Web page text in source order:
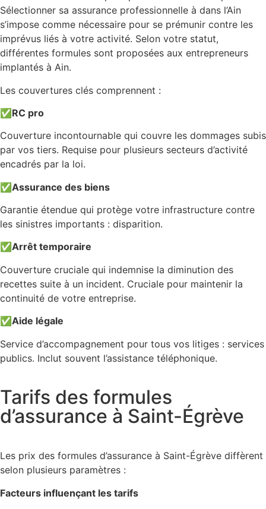
Sélectionner sa assurance professionnelle à dans l’Ain
s’impose comme nécessaire pour se prémunir contre les
imprévus liés à votre activité. Selon votre statut,
différentes formules sont proposées aux entrepreneurs
implantés à Ain.
Les couvertures clés comprennent :
✅RC pro
Couverture incontournable qui couvre les dommages subis
par vos tiers. Requise pour plusieurs secteurs d’activité
encadrés par la loi.
✅Assurance des biens
Garantie étendue qui protège votre infrastructure contre
les sinistres importants : disparition.
✅Arrêt temporaire
Couverture cruciale qui indemnise la diminution des
recettes suite à un incident. Cruciale pour maintenir la
continuité de votre entreprise.
✅Aide légale
Service d’accompagnement pour tous vos litiges : services
publics. Inclut souvent l’assistance téléphonique.
Tarifs des formules
d’assurance à Saint-Égrève
Les prix des formules d’assurance à Saint-Égrève diffèrent
selon plusieurs paramètres :
Facteurs influençant les tarifs